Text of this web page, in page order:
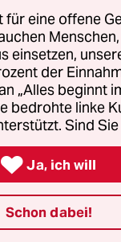
Flüchtlingskrise
keine
im Lande
für Arme, den
und die
Umverteilung
nicht und
der SPD,
Fissner
eine offene
einsetzen,
der
„Alles beginnt
bedrohte linke
Sind
 Ja, ich will
Schon dabei!